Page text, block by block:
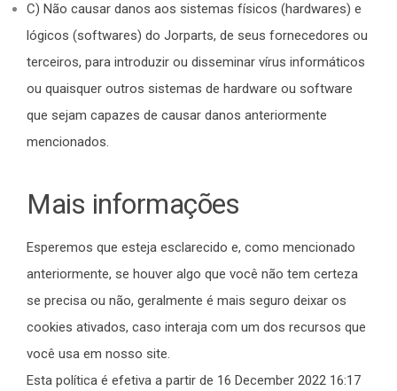
C) Não causar danos aos sistemas físicos (hardwares) e
lógicos (softwares) do Jorparts, de seus fornecedores ou
terceiros, para introduzir ou disseminar vírus informáticos
ou quaisquer outros sistemas de hardware ou software
que sejam capazes de causar danos anteriormente
mencionados.
Mais informações
Esperemos que esteja esclarecido e, como mencionado
anteriormente, se houver algo que você não tem certeza
se precisa ou não, geralmente é mais seguro deixar os
cookies ativados, caso interaja com um dos recursos que
você usa em nosso site.
Esta política é efetiva a partir de 16 December 2022 16:17